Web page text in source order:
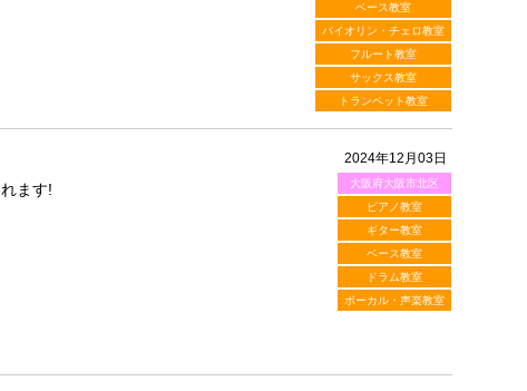
ベース教室
バイオリン・チェロ教室
フルート教室
サックス教室
トランペット教室
2024年12月03日
大阪府大阪市北区
ピアノ教室
ギター教室
ベース教室
ドラム教室
ボーカル・声楽教室
ます!